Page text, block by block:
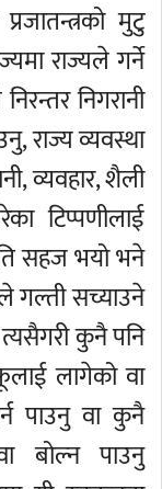
मुटु
राज्यले गर्ने
निगरानी
राज्य व्यवस्था
व्यवहार, शैली
टिप्पणीलाई
सहज भयो भने
गल्ती सच्याउने
कुनै पनि
लागेको वा
पाउनु वा कुनै
बोल्न पाउनु